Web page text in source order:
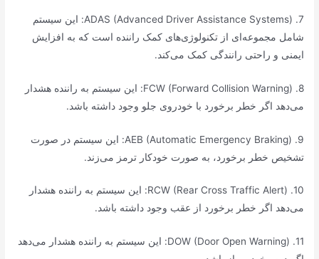
7. ADAS (Advanced Driver Assistance Systems): این سیستم
شامل مجموعه‌ای از تکنولوژی‌های کمک راننده است که به افزایش
ایمنی و راحتی رانندگی کمک می‌کند.
8. FCW (Forward Collision Warning): این سیستم به راننده هشدار
می‌دهد اگر خطر برخورد با خودروی جلو وجود داشته باشد.
9. AEB (Automatic Emergency Braking): این سیستم در صورت
تشخیص خطر برخورد، به صورت خودکار ترمز می‌زند.
10. RCW (Rear Cross Traffic Alert): این سیستم به راننده هشدار
می‌دهد اگر خطر برخورد از عقب وجود داشته باشد.
11. DOW (Door Open Warning): این سیستم به راننده هشدار می‌دهد